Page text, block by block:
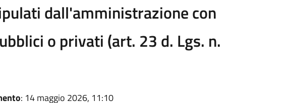
dall'amministrazione con
o privati (art. 23 d. Lgs. n.
: 14 maggio 2026, 11:10